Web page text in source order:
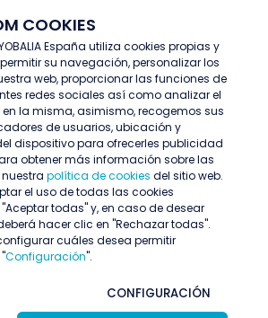
COOKIES
España utiliza cookies propias y
su navegación, personalizar los
web, proporcionar las funciones de
redes sociales así como analizar el
la misma, asimismo, recogemos sus
de usuarios, ubicación y
dispositivo para ofrecerles publicidad
obtener más información sobre las
política de cookies del sitio web.
el uso de todas las cookies
todas" y, en caso de desear
hacer clic en "Rechazar todas".
cuáles desea permitir
Configuración".
CONFIGURACIÓN
Río Babel 2026 en Madrid
Festival Río Babel 2026 en